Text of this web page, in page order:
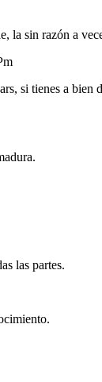
la sin razón a
si tienes a bien
las partes.